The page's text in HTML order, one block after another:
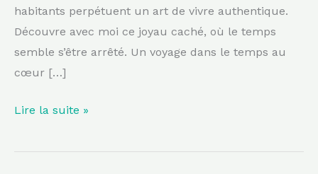
habitants perpétuent un art de vivre authentique.
Découvre avec moi ce joyau caché, où le temps
semble s’être arrêté. Un voyage dans le temps au
cœur […]
Lire la suite »